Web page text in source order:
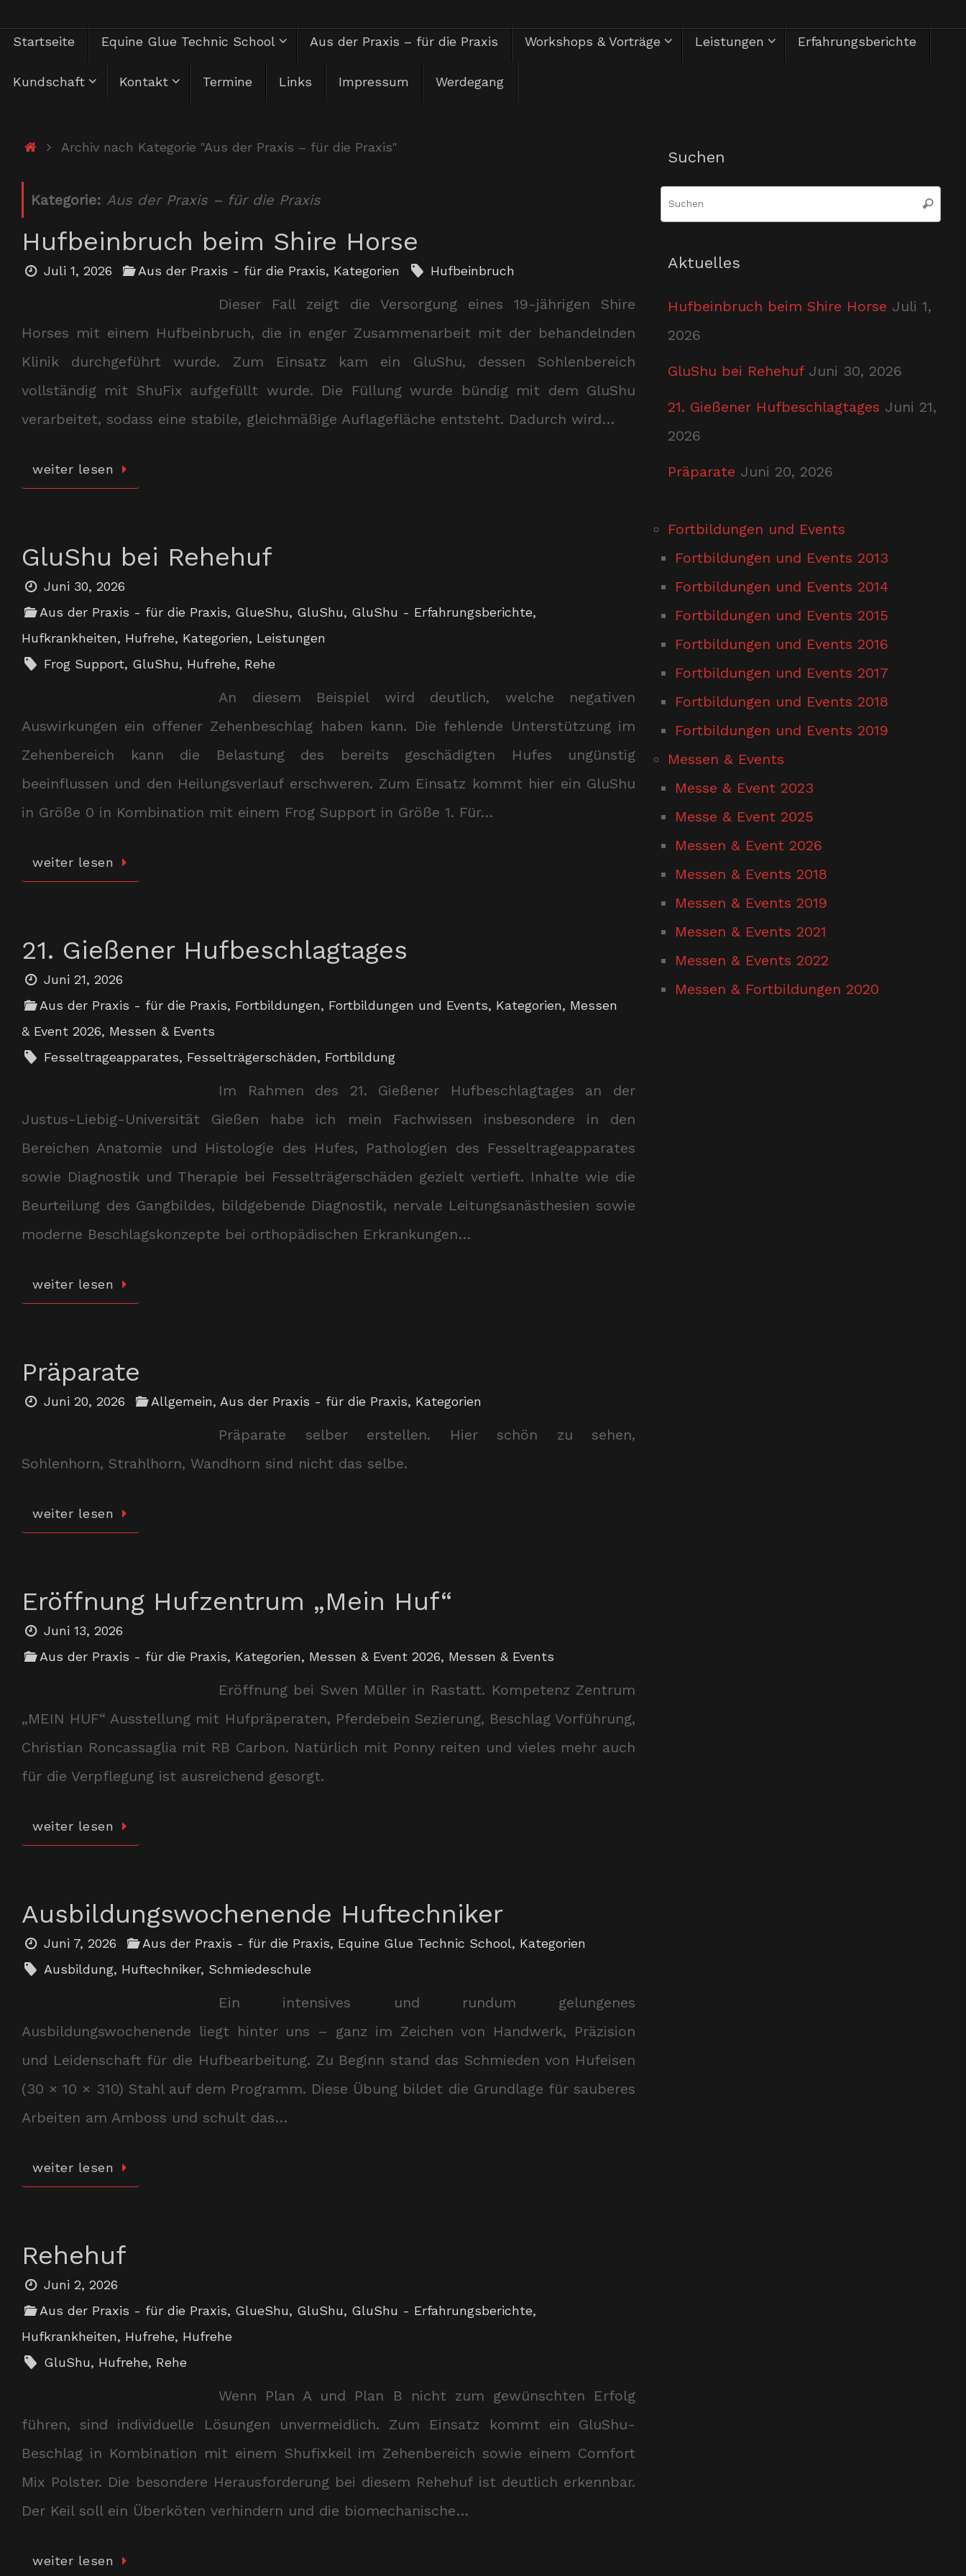
Zum
Herzlich Willkommen
Zum
InhaltStartseite Equine Glue Technic School Aus der Praxis – für die Praxis Workshops & Vorträge Leistungen Erfahrungsberichte
Kundschaft Kontakt Termine Links Impressum Werdegang
StartArchiv nach Kategorie "Aus der Praxis – für die Praxis"
Kategorie: Aus der Praxis – für die Praxis
Hufbeinbruch beim Shire Horse
Juli 1, 2026 Aus der Praxis - für die Praxis, Kategorien Hufbeinbruch
Dieser Fall zeigt die Versorgung eines 19-jährigen Shire
Horses mit einem Hufbeinbruch, die in enger Zusammenarbeit mit der behandelnden
Klinik durchgeführt wurde. Zum Einsatz kam ein GluShu, dessen Sohlenbereich
vollständig mit ShuFix aufgefüllt wurde. Die Füllung wurde bündig mit dem GluShu
verarbeitet, sodass eine stabile, gleichmäßige Auflagefläche entsteht. Dadurch wird…
weiter lesen
GluShu bei Rehehuf
Juni 30, 2026
Aus der Praxis - für die Praxis, GlueShu, GluShu, GluShu - Erfahrungsberichte,
Hufkrankheiten, Hufrehe, Kategorien, Leistungen
Frog Support, GluShu, Hufrehe, Rehe
An diesem Beispiel wird deutlich, welche negativen
Auswirkungen ein offener Zehenbeschlag haben kann. Die fehlende Unterstützung im
Zehenbereich kann die Belastung des bereits geschädigten Hufes ungünstig
beeinflussen und den Heilungsverlauf erschweren. Zum Einsatz kommt hier ein GluShu
in Größe 0 in Kombination mit einem Frog Support in Größe 1. Für…
weiter lesen
21. Gießener Hufbeschlagtages
Juni 21, 2026
Aus der Praxis - für die Praxis, Fortbildungen, Fortbildungen und Events, Kategorien, Messen
& Event 2026, Messen & Events
Fesseltrageapparates, Fesselträgerschäden, Fortbildung
Im Rahmen des 21. Gießener Hufbeschlagtages an der
Justus-Liebig-Universität Gießen habe ich mein Fachwissen insbesondere in den
Bereichen Anatomie und Histologie des Hufes, Pathologien des Fesseltrageapparates
sowie Diagnostik und Therapie bei Fesselträgerschäden gezielt vertieft. Inhalte wie die
Beurteilung des Gangbildes, bildgebende Diagnostik, nervale Leitungsanästhesien sowie
moderne Beschlagskonzepte bei orthopädischen Erkrankungen…
weiter lesen
Präparate
Juni 20, 2026 Allgemein, Aus der Praxis - für die Praxis, Kategorien
Präparate selber erstellen. Hier schön zu sehen,
Sohlenhorn, Strahlhorn, Wandhorn sind nicht das selbe.
weiter lesen
Eröffnung Hufzentrum „Mein Huf“
Juni 13, 2026
Aus der Praxis - für die Praxis, Kategorien, Messen & Event 2026, Messen & Events
Eröffnung bei Swen Müller in Rastatt. Kompetenz Zentrum
„MEIN HUF“ Ausstellung mit Hufpräperaten, Pferdebein Sezierung, Beschlag Vorführung,
Christian Roncassaglia mit RB Carbon. Natürlich mit Ponny reiten und vieles mehr auch
für die Verpflegung ist ausreichend gesorgt.
weiter lesen
Ausbildungswochenende Huftechniker
Juni 7, 2026 Aus der Praxis - für die Praxis, Equine Glue Technic School, Kategorien
Ausbildung, Huftechniker, Schmiedeschule
Ein intensives und rundum gelungenes
Ausbildungswochenende liegt hinter uns – ganz im Zeichen von Handwerk, Präzision
und Leidenschaft für die Hufbearbeitung. Zu Beginn stand das Schmieden von Hufeisen
(30 × 10 × 310) Stahl auf dem Programm. Diese Übung bildet die Grundlage für sauberes
Arbeiten am Amboss und schult das…
weiter lesen
Rehehuf
Juni 2, 2026
Aus der Praxis - für die Praxis, GlueShu, GluShu, GluShu - Erfahrungsberichte,
Hufkrankheiten, Hufrehe, Hufrehe
GluShu, Hufrehe, Rehe
Wenn Plan A und Plan B nicht zum gewünschten Erfolg
führen, sind individuelle Lösungen unvermeidlich. Zum Einsatz kommt ein GluShu-
Beschlag in Kombination mit einem Shufixkeil im Zehenbereich sowie einem Comfort
Mix Polster. Die besondere Herausforderung bei diesem Rehehuf ist deutlich erkennbar.
Der Keil soll ein Überköten verhindern und die biomechanische…
weiter lesen
Suchen
Suchen
Aktuelles
Hufbeinbruch beim Shire Horse Juli 1,
2026
GluShu bei Rehehuf Juni 30, 2026
21. Gießener Hufbeschlagtages Juni 21,
2026
Präparate Juni 20, 2026
Fortbildungen und Events
Fortbildungen und Events 2013
Fortbildungen und Events 2014
Fortbildungen und Events 2015
Fortbildungen und Events 2016
Fortbildungen und Events 2017
Fortbildungen und Events 2018
Fortbildungen und Events 2019
Messen & Events
Messe & Event 2023
Messe & Event 2025
Messen & Event 2026
Messen & Events 2018
Messen & Events 2019
Messen & Events 2021
Messen & Events 2022
Messen & Fortbildungen 2020